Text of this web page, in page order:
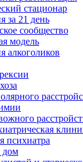
стационар
за 21 день
сообщество
модель
алкоголиков
психиатра
дом